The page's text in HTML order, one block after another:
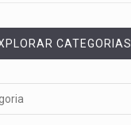
CATEGORIAS